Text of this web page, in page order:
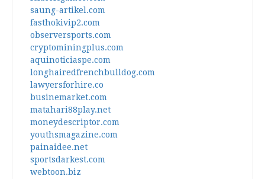
saung-artikel.com
fasthokivip2.com
observersports.com
cryptominingplus.com
aquinoticiaspe.com
longhairedfrenchbulldog.com
lawyersforhire.co
businemarket.com
matahari88play.net
moneydescriptor.com
youthsmagazine.com
painaidee.net
sportsdarkest.com
webtoon.biz